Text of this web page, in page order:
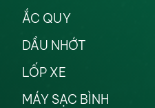
ẮC QUY
DẦU NHỚT
LỐP XE
MÁY SẠC BÌNH